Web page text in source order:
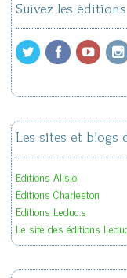
Suivez les
Les sites et blogs
Editions Alisio
Editions Charleston
Editions Leduc.s
Le site des éditions